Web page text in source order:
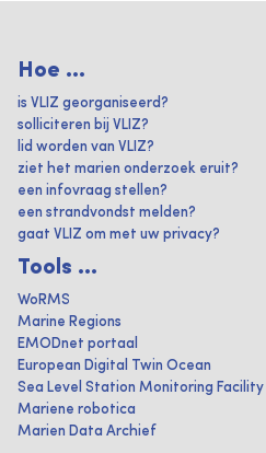
Hoe ...
is VLIZ georganiseerd?
solliciteren bij VLIZ?
lid worden van VLIZ?
ziet het marien onderzoek eruit?
een infovraag stellen?
een strandvondst melden?
gaat VLIZ om met uw privacy?
Tools ...
WoRMS
Marine Regions
EMODnet portaal
European Digital Twin Ocean
Sea Level Station Monitoring Facility
Mariene robotica
Marien Data Archief